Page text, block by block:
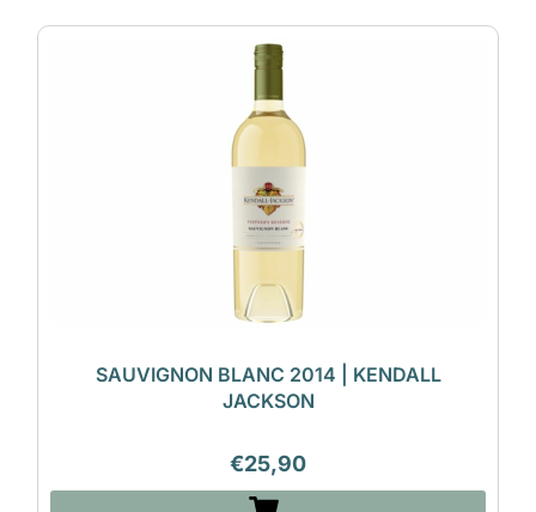
SAUVIGNON BLANC 2014 | KENDALL
JACKSON
€25,90